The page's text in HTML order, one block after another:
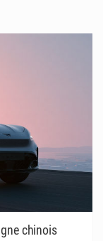
chinois